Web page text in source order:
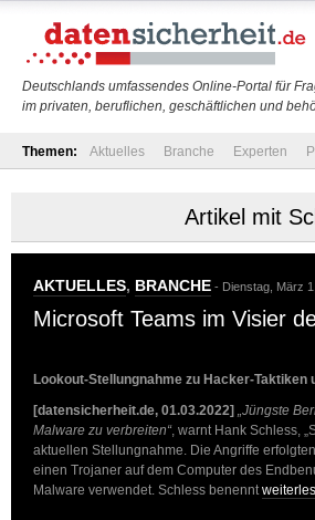
Deutschlands umfassendes Online-Portal für
im privaten, beruflichen, geschäftlichen und
Themen: Aktuelles Branche Experten
Artikel mit
AKTUELLES, BRANCHE - Dienstag, März
Microsoft Teams im Visier
Lookout-Stellungnahme zu Hacker-Taktiken
[datensicherheit.de, 01.03.2022] „Jüngste
Malware zu verbreiten“, warnt Hank Schless,
aktuellen Stellungnahme. Die Angriffe
einen Trojaner auf dem Computer des
Malware verwendet. Schless benennt